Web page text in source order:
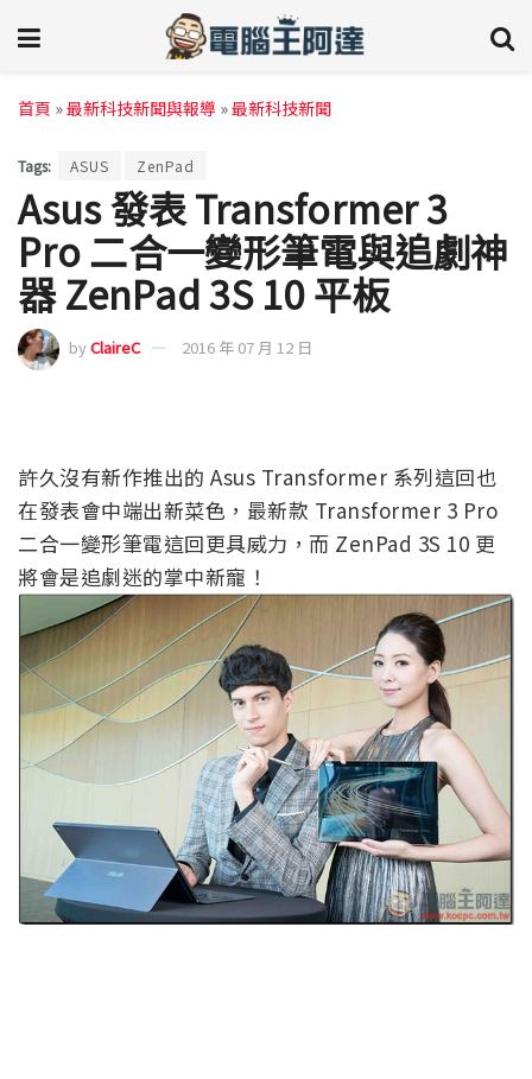
首頁 »最新科技新聞與報導 »最新科技新聞
Tags: ASUS ZenPad
Asus 發表 Transformer 3
Pro 二合一變形筆電與追劇神
器 ZenPad 3S 10 平板
byClaireC 2016 年 07 月 12 日
許久沒有新作推出的 Asus Transformer 系列這回也
在發表會中端出新菜色，最新款 Transformer 3 Pro
二合一變形筆電這回更具威力，而 ZenPad 3S 10 更
將會是追劇迷的掌中新寵！